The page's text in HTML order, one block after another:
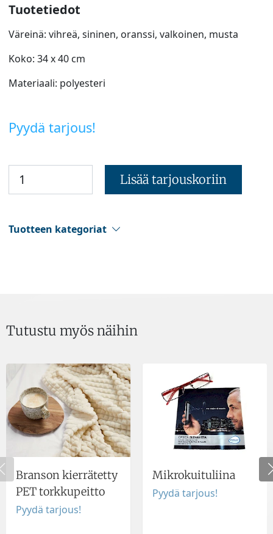
Tuotetiedot
Väreinä: vihreä, sininen, oranssi, valkoinen, musta
Koko: 34 x 40 cm
Materiaali: polyesteri
Pyydä tarjous!
Lisää tarjouskoriin
Tuotteen kategoriat
Tutustu myös näihin
Branson kierrätetty
PET torkkupeitto
Pyydä tarjous!
Mikrokuituliina
Pyydä tarjous!